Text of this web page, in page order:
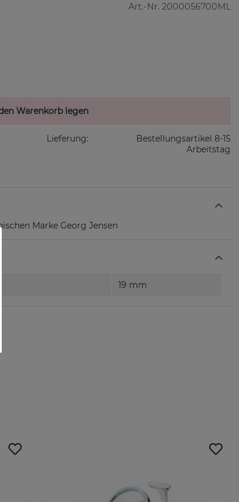
Art.-Nr. 2000056700ML
Warenkorb legen
Lieferung:
Bestellungsartikel 8-15
Arbeitstag
Marke Georg Jensen
19 mm